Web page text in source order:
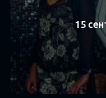
15